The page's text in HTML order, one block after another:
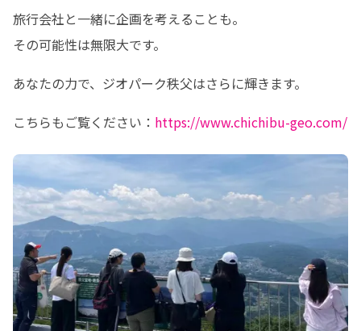
旅行会社と一緒に企画を考えることも。
その可能性は無限大です。
あなたの力で、ジオパーク秩父はさらに輝きます。
こちらもご覧ください： https://www.chichibu-geo.com/